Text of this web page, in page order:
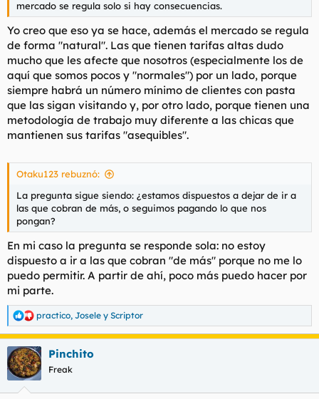
mercado se regula solo si hay consecuencias.
Yo creo que eso ya se hace, además el mercado se regula
de forma "natural". Las que tienen tarifas altas dudo
mucho que les afecte que nosotros (especialmente los de
aquí que somos pocos y "normales") por un lado, porque
siempre habrá un número mínimo de clientes con pasta
que las sigan visitando y, por otro lado, porque tienen una
metodología de trabajo muy diferente a las chicas que
mantienen sus tarifas "asequibles".
Otaku123 rebuznó:
La pregunta sigue siendo: ¿estamos dispuestos a dejar de ir a
las que cobran de más, o seguimos pagando lo que nos
pongan?
En mi caso la pregunta se responde sola: no estoy
dispuesto a ir a las que cobran "de más" porque no me lo
puedo permitir. A partir de ahí, poco más puedo hacer por
mi parte.
R
e
a
c
c
i
practico, Josele y Scriptor
Pinchito
Freak